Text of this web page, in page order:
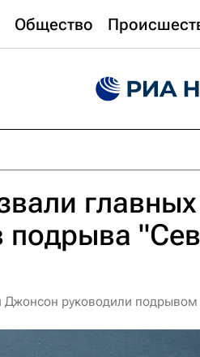
Общество
главных
подрыва
руководили